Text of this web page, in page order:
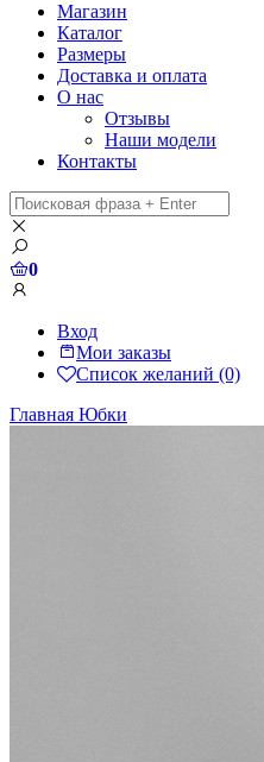
Магазин
Каталог
Размеры
Доставка и оплата
О нас
Отзывы
Наши модели
Контакты
0
Вход
Мои заказы
Список желаний (0)
Главная Юбки